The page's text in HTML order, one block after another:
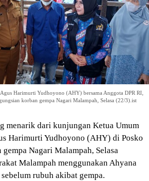
Harimurti Yudhoyono (AHY) bersama Anggota DPR RI,
korban gempa Nagari Malampah, Selasa (22/3).ist
menarik dari kunjungan Ketua Umum
Harimurti Yudhoyono (AHY) di Posko
Nagari Malampah, Selasa
Malampah menggunakan Ahyana
rubuh akibat gempa.